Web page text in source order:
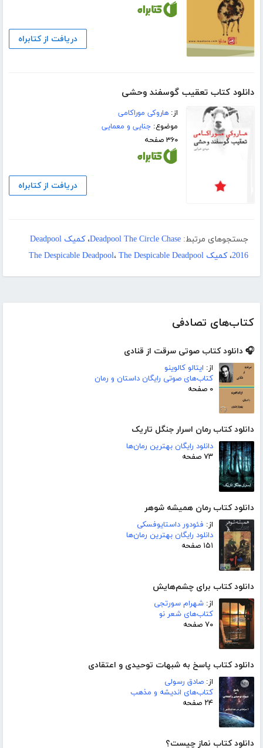
کتاب‌های تصادفی
🎧 دانلود کتاب صوتی سرقت از قنادی
از: ایتالو کالوینو
کتاب‌های صوتی رایگان داستان و رمان
۰ صفحه
دانلود کتاب رمان اسرار جنگل تاریک
دانلود رایگان بهترین رمان‌ها
۷۳ صفحه
دانلود کتاب رمان همیشه شوهر
از: فئودور داستایوفسکی
دانلود رایگان بهترین رمان‌ها
۱۵۱ صفحه
دانلود کتاب برای چشم‌هایش
از: شهرام سورتجی
کتاب‌های شعر نو
۷۰ صفحه
دانلود کتاب پاسخ به شبهات توحیدی و اعتقادی
از: صادق رسولی
کتاب‌های اندیشه و مذهب
۲۴ صفحه
دانلود کتاب نماز چیست؟
دریافت از کتابراه
دانلود کتاب تعقیب گوسفند وحشی
از:هاروکی موراکامی
موضوع:جنایی و معمایی
۳۶۰ صفحه
دریافت از کتابراه
جستجوهای مرتبط: Deadpool The Circle Chase،
کمیک Deadpool
2016،کمیک The Despicable Deadpool ، The Despicable Deadpool